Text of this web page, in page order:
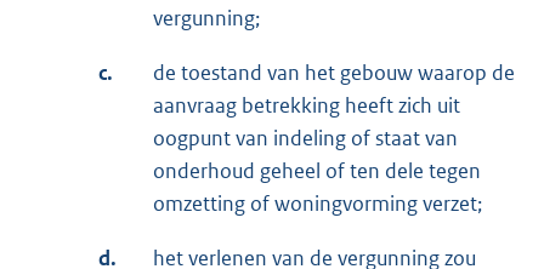
vergunning;
c.
de toestand van het gebouw waarop de
aanvraag betrekking heeft zich uit
oogpunt van indeling of staat van
onderhoud geheel of ten dele tegen
omzetting of woningvorming verzet;
d.
het verlenen van de vergunning zou